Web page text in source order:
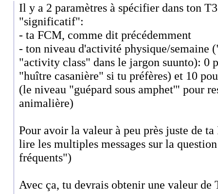
Il y a 2 paramètres à spécifier dans ton
"significatif":
- ta FCM, comme dit précédemment
- ton niveau d'activité physique/semaine
"activity class" dans le jargon suunto): 0
"huître casanière" si tu préfères) et 10
(le niveau "guépard sous amphet'" pour
animalière)
Pour avoir la valeur à peu près juste de
lire les multiples messages sur la
fréquents")
Avec ça, tu devrais obtenir une valeur de